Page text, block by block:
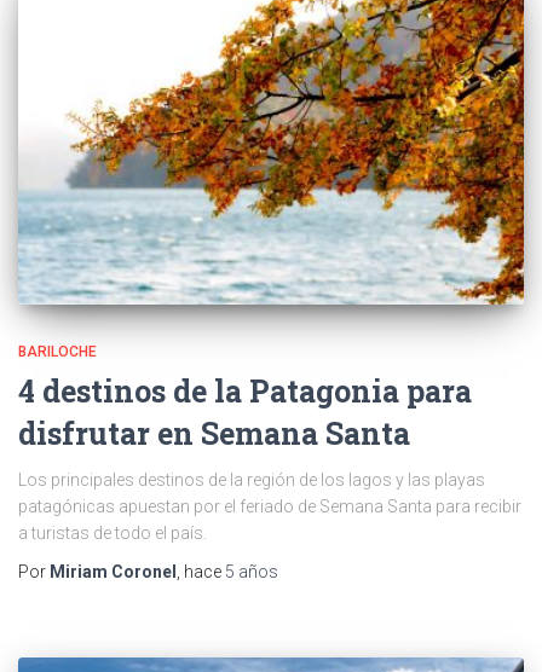
BARILOCHE
4 destinos de la Patagonia para
disfrutar en Semana Santa
Los principales destinos de la región de los lagos y las playas
patagónicas apuestan por el feriado de Semana Santa para recibir
a turistas de todo el país.
Por Miriam Coronel , hace 5 años